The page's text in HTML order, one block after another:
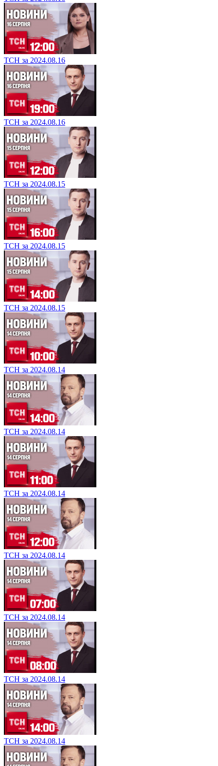
ТСН за 2024.08.16
ТСН за 2024.08.16
ТСН за 2024.08.15
ТСН за 2024.08.15
ТСН за 2024.08.15
ТСН за 2024.08.14
ТСН за 2024.08.14
ТСН за 2024.08.14
ТСН за 2024.08.14
ТСН за 2024.08.14
ТСН за 2024.08.14
ТСН за 2024.08.14